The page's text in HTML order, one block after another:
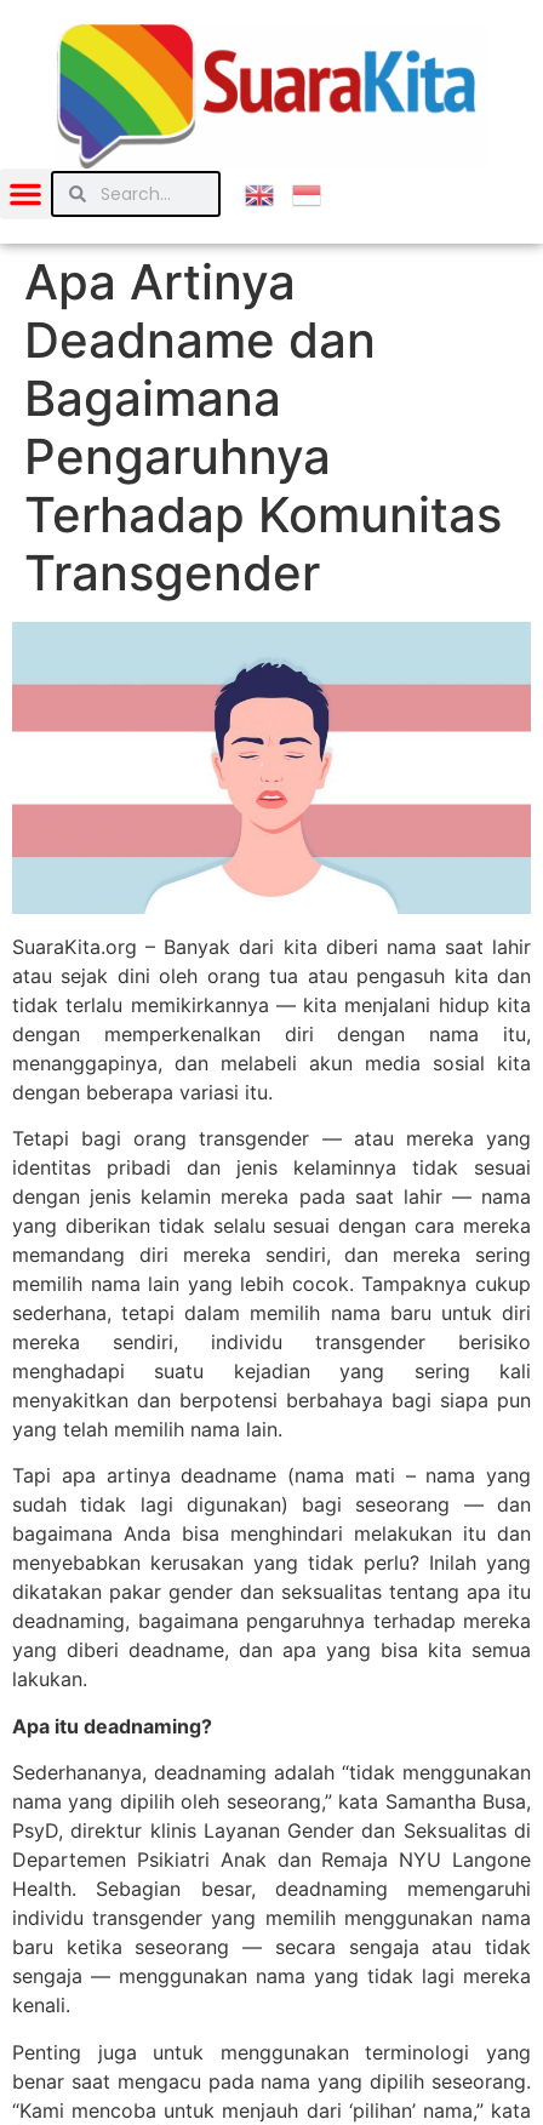
Apa Artinya
Deadname dan
Bagaimana
Pengaruhnya
Terhadap Komunitas
Transgender
SuaraKita.org – Banyak dari kita diberi nama saat lahir
atau sejak dini oleh orang tua atau pengasuh kita dan
tidak terlalu memikirkannya — kita menjalani hidup kita
dengan memperkenalkan diri dengan nama itu,
menanggapinya, dan melabeli akun media sosial kita
dengan beberapa variasi itu.
Tetapi bagi orang transgender — atau mereka yang
identitas pribadi dan jenis kelaminnya tidak sesuai
dengan jenis kelamin mereka pada saat lahir — nama
yang diberikan tidak selalu sesuai dengan cara mereka
memandang diri mereka sendiri, dan mereka sering
memilih nama lain yang lebih cocok. Tampaknya cukup
sederhana, tetapi dalam memilih nama baru untuk diri
mereka sendiri, individu transgender berisiko
menghadapi suatu kejadian yang sering kali
menyakitkan dan berpotensi berbahaya bagi siapa pun
yang telah memilih nama lain.
Tapi apa artinya deadname (nama mati – nama yang
sudah tidak lagi digunakan) bagi seseorang — dan
bagaimana Anda bisa menghindari melakukan itu dan
menyebabkan kerusakan yang tidak perlu? Inilah yang
dikatakan pakar gender dan seksualitas tentang apa itu
deadnaming, bagaimana pengaruhnya terhadap mereka
yang diberi deadname, dan apa yang bisa kita semua
lakukan.
Apa itu deadnaming?
Sederhananya, deadnaming adalah “tidak menggunakan
nama yang dipilih oleh seseorang,” kata Samantha Busa,
PsyD, direktur klinis Layanan Gender dan Seksualitas di
Departemen Psikiatri Anak dan Remaja NYU Langone
Health. Sebagian besar, deadnaming memengaruhi
individu transgender yang memilih menggunakan nama
baru ketika seseorang — secara sengaja atau tidak
sengaja — menggunakan nama yang tidak lagi mereka
kenali.
Penting juga untuk menggunakan terminologi yang
benar saat mengacu pada nama yang dipilih seseorang.
“Kami mencoba untuk menjauh dari ‘pilihan’ nama,” kata